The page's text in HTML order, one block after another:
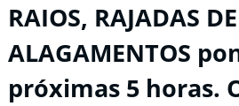
RAIOS, RAJADAS
ALAGAMENTOS
próximas 5 horas.